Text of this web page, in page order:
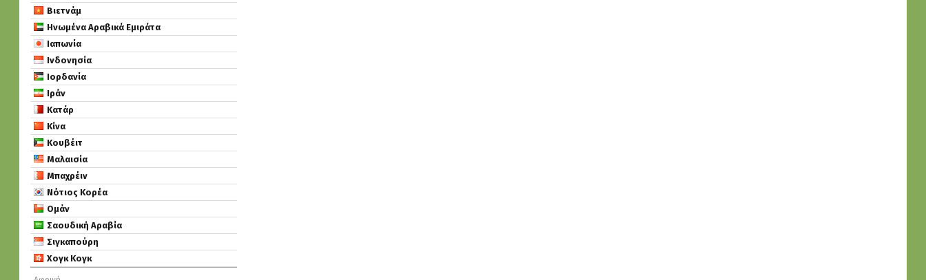
Βιετνάμ
Ηνωμένα Αραβικά Εμιράτα
Ιαπωνία
Ινδονησία
Ιορδανία
Ιράν
Κατάρ
Κίνα
Κουβέιτ
Μαλαισία
Μπαχρέιν
Νότιος Κορέα
Ομάν
Σαουδική Αραβία
Σιγκαπούρη
Χογκ Κογκ